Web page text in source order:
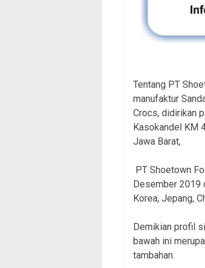
Tentang PT
manufaktur
Crocs, didirikan
Kasokandel KM
Jawa Barat,
PT Shoetown
Desember 2019
Korea, Jepang,
Demikian profil
bawah ini
tambahan.